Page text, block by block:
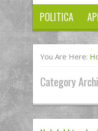
POLITICA
You Are Here:
Category